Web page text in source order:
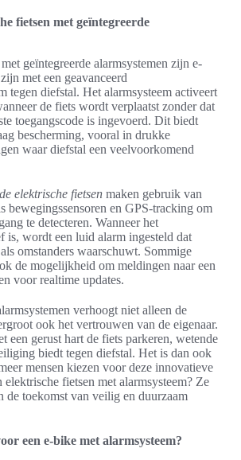
fietsen met geïntegreerde
geïntegreerde alarmsystemen zijn e-
met een geavanceerd
tegen diefstal. Het alarmsysteem activeert
de fiets wordt verplaatst zonder dat
toegangscode is ingevoerd. Dit biedt
bescherming, vooral in drukke
waar diefstal een veelvoorkomend
elektrische fietsen maken gebruik van
bewegingssensoren en GPS-tracking om
te detecteren. Wanneer het
is, wordt een luid alarm ingesteld dat
omstanders waarschuwt. Sommige
de mogelijkheid om meldingen naar een
voor realtime updates.
verhoogt niet alleen de
ook het vertrouwen van de eigenaar.
een gerust hart de fiets parkeren, wetende
biedt tegen diefstal. Het is dan ook
mensen kiezen voor deze innovatieve
fietsen met alarmsysteem? Ze
de toekomst van veilig en duurzaam
een e-bike met alarmsysteem?